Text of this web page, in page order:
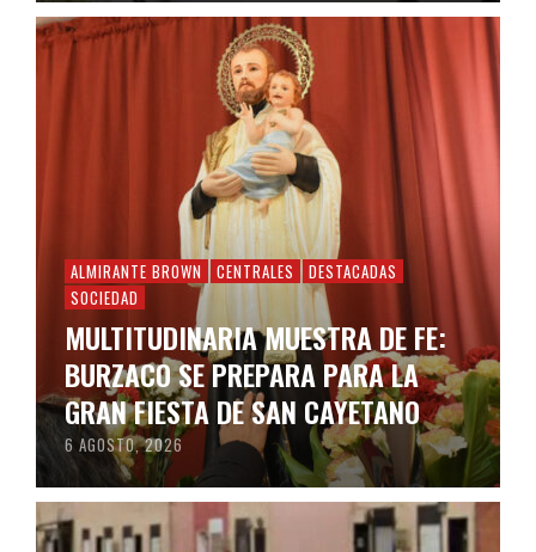
ALMIRANTE BROWN CENTRALES
DESTACADAS
SOCIEDAD
MULTITUDINARIA MUESTRA DE FE:
BURZACO SE PREPARA PARA LA
GRAN FIESTA DE SAN CAYETANO
6 AGOSTO, 2026